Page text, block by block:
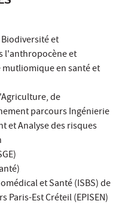
et
l'anthropocène et
en santé et
de
parcours Ingénierie
et Analyse des risques
et Santé (ISBS) de
Est Créteil (EPISEN)